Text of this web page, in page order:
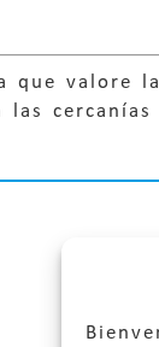
que valore
las